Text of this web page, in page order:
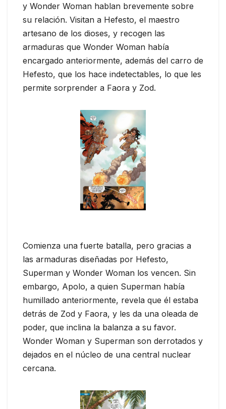
y Wonder Woman hablan brevemente sobre
su relación. Visitan a Hefesto, el maestro
artesano de los dioses, y recogen las
armaduras que Wonder Woman había
encargado anteriormente, además del carro de
Hefesto, que los hace indetectables, lo que les
permite sorprender a Faora y Zod.
Comienza una fuerte batalla, pero gracias a
las armaduras diseñadas por Hefesto,
Superman y Wonder Woman los vencen. Sin
embargo, Apolo, a quien Superman había
humillado anteriormente, revela que él estaba
detrás de Zod y Faora, y les da una oleada de
poder, que inclina la balanza a su favor.
Wonder Woman y Superman son derrotados y
dejados en el núcleo de una central nuclear
cercana.